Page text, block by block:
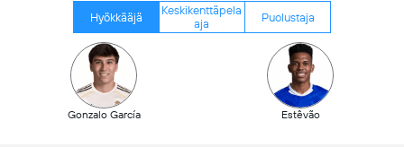
Hyökkääjä
Keskikenttäpela
aja
Puolustaja
Gonzalo García Estêvão